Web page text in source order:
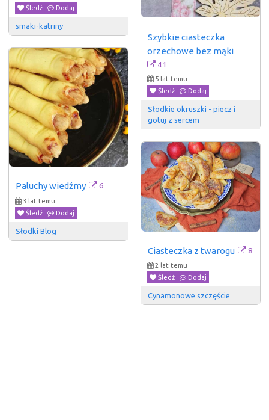
Śledź
Dodaj
smaki-katriny
Szybkie ciasteczka
orzechowe bez mąki
41
5 lat temu
Śledź
Dodaj
Słodkie okruszki - piecz i
gotuj z sercem
Paluchy wiedźmy 6
3 lat temu
Śledź
Dodaj
Słodki Blog
Ciasteczka z twarogu 8
2 lat temu
Śledź
Dodaj
Cynamonowe szczęście